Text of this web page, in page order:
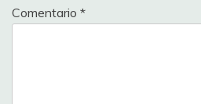
Comentario *